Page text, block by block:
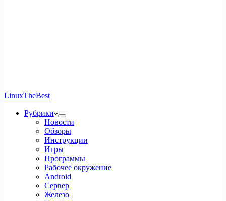
LinuxTheBest
Рубрики
Новости
Обзоры
Инструкции
Игры
Программы
Рабочее окружение
Android
Сервер
Железо